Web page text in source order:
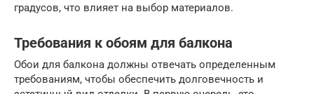
градусов, что влияет на выбор материалов.
Требования к обоям для балкона
Обои для балкона должны отвечать определенным
требованиям, чтобы обеспечить долговечность и